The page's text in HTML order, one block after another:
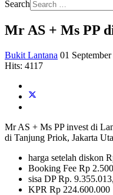
Search
Mr AS + Ms PP
Bukit Lantana 01
Hits: 4117
Mr AS + Ms PP invest di
di Tanjung Priok, Jakarta
harga setelah diskon
Booking Fee Rp
sisa DP Rp.
KPR Rp 224.600.000